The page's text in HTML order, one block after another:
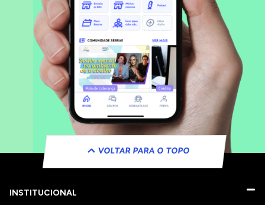
VOLTAR PARA O TOPO
INSTITUCIONAL